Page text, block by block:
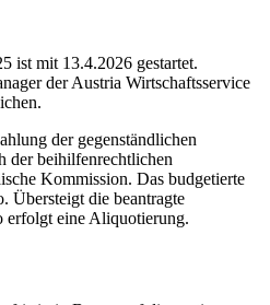
ist mit 13.4.2026 gestartet.
der Austria Wirtschaftsservice
der gegenständlichen
der beihilfenrechtlichen
Kommission. Das budgetierte
Übersteigt die beantragte
erfolgt eine Aliquotierung.